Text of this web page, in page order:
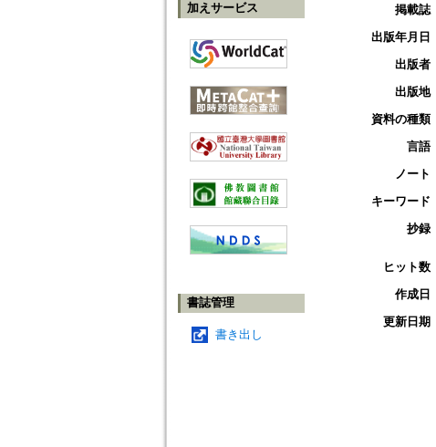
加えサービス
書誌管理
書き出し
掲載誌
出版年月日
出版者
出版地
資料の種類
言語
ノート
キーワード
抄録
ヒット数
作成日
更新日期